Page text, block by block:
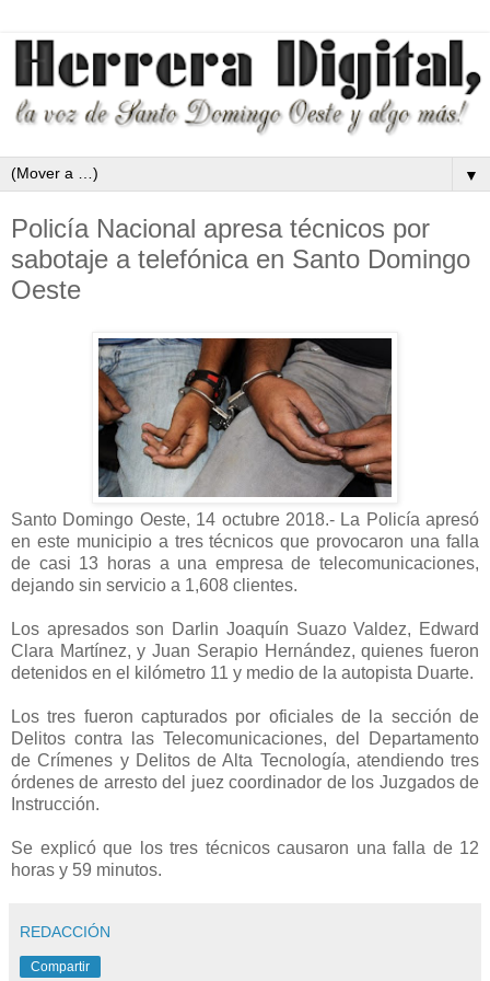
▼
Policía Nacional apresa técnicos por
sabotaje a telefónica en Santo Domingo
Oeste
Santo Domingo Oeste, 14 octubre 2018.- La Policía apresó
en este municipio a tres técnicos que provocaron una falla
de casi 13 horas a una empresa de telecomunicaciones,
dejando sin servicio a 1,608 clientes.
Los apresados son Darlin Joaquín Suazo Valdez, Edward
Clara Martínez, y Juan Serapio Hernández, quienes fueron
detenidos en el kilómetro 11 y medio de la autopista Duarte.
Los tres fueron capturados por oficiales de la sección de
Delitos contra las Telecomunicaciones, del Departamento
de Crímenes y Delitos de Alta Tecnología, atendiendo tres
órdenes de arresto del juez coordinador de los Juzgados de
Instrucción.
Se explicó que los tres técnicos causaron una falla de 12
horas y 59 minutos.
REDACCIÓN
Compartir